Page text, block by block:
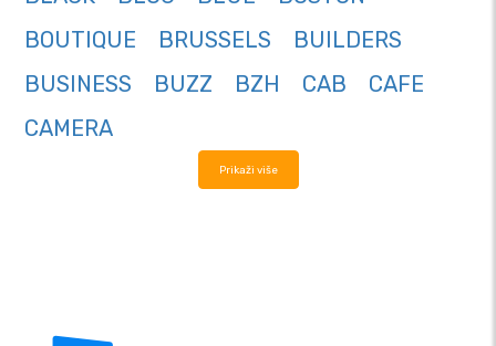
BOUTIQUE
BRUSSELS
BUILDERS
BUSINESS
BUZZ BZH CAB
CAFE
CAMERA
Prikaži više